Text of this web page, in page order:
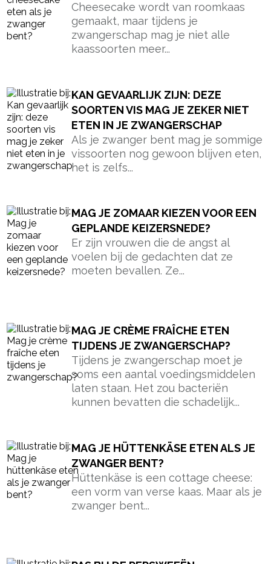
Cheesecake wordt van roomkaas
gemaakt, maar tijdens je
zwangerschap mag je niet alle
kaassoorten meer...
KAN GEVAARLIJK ZIJN: DEZE
SOORTEN VIS MAG JE ZEKER NIET
ETEN IN JE ZWANGERSCHAP
Als je zwanger bent mag je sommige
vissoorten nog gewoon blijven eten,
het is zelfs...
MAG JE ZOMAAR KIEZEN VOOR EEN
GEPLANDE KEIZERSNEDE?
Er zijn vrouwen die de angst al
voelen bij de gedachten dat ze
moeten bevallen. Ze...
MAG JE CRÈME FRAÎCHE ETEN
TIJDENS JE ZWANGERSCHAP?
Tijdens je zwangerschap moet je
soms een aantal voedingsmiddelen
laten staan. Het zou bacteriën
kunnen bevatten die schadelijk...
MAG JE HÜTTENKÄSE ETEN ALS JE
ZWANGER BENT?
Hüttenkäse is een cottage cheese:
een vorm van verse kaas. Maar als je
zwanger bent...